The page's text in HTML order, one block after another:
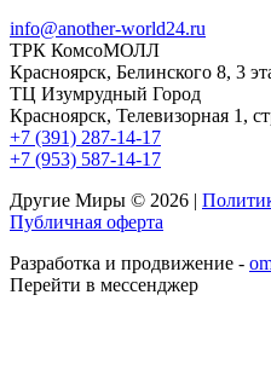
info@another-world24.ru
ТРК КомсоМОЛЛ
Красноярск, Белинского 8, 3
ТЦ Изумрудный Город
Красноярск, Телевизорная 1,
+7 (391) 287-14-17
+7 (953) 587-14-17
Другие Миры © 2026 |
Публичная оферта
Разработка и продвижение -
Перейти в мессенджер